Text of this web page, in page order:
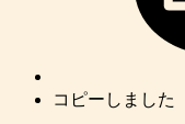
コピーしました